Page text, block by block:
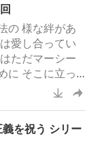
犬は 多くの人
のファンやフ
うになりまし
の 様な絆があ
愛し合ってい
ただマーシー
に そこに立っ
猫が好きです
を祝う シリー